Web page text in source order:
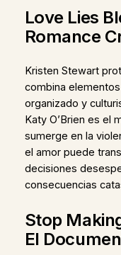
Love Lies
Romance
Kristen Stewart
combina
organizado y
Katy O’Brien es el
sumerge en la
el amor puede
decisiones
consecuencias
Stop
El